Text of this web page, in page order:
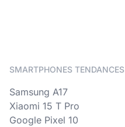
SMARTPHONES TENDANCES
Samsung A17
Xiaomi 15 T Pro
Google Pixel 10